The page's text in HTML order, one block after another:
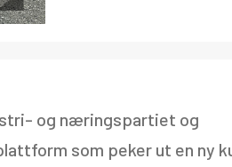
og næringspartiet og
som peker ut en ny